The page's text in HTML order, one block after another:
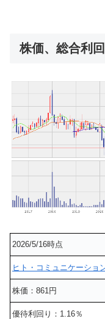
株価、総合利
2026/5/16時点
ヒト・コミュニケーショ
株価：861円
優待利回り：1.16％